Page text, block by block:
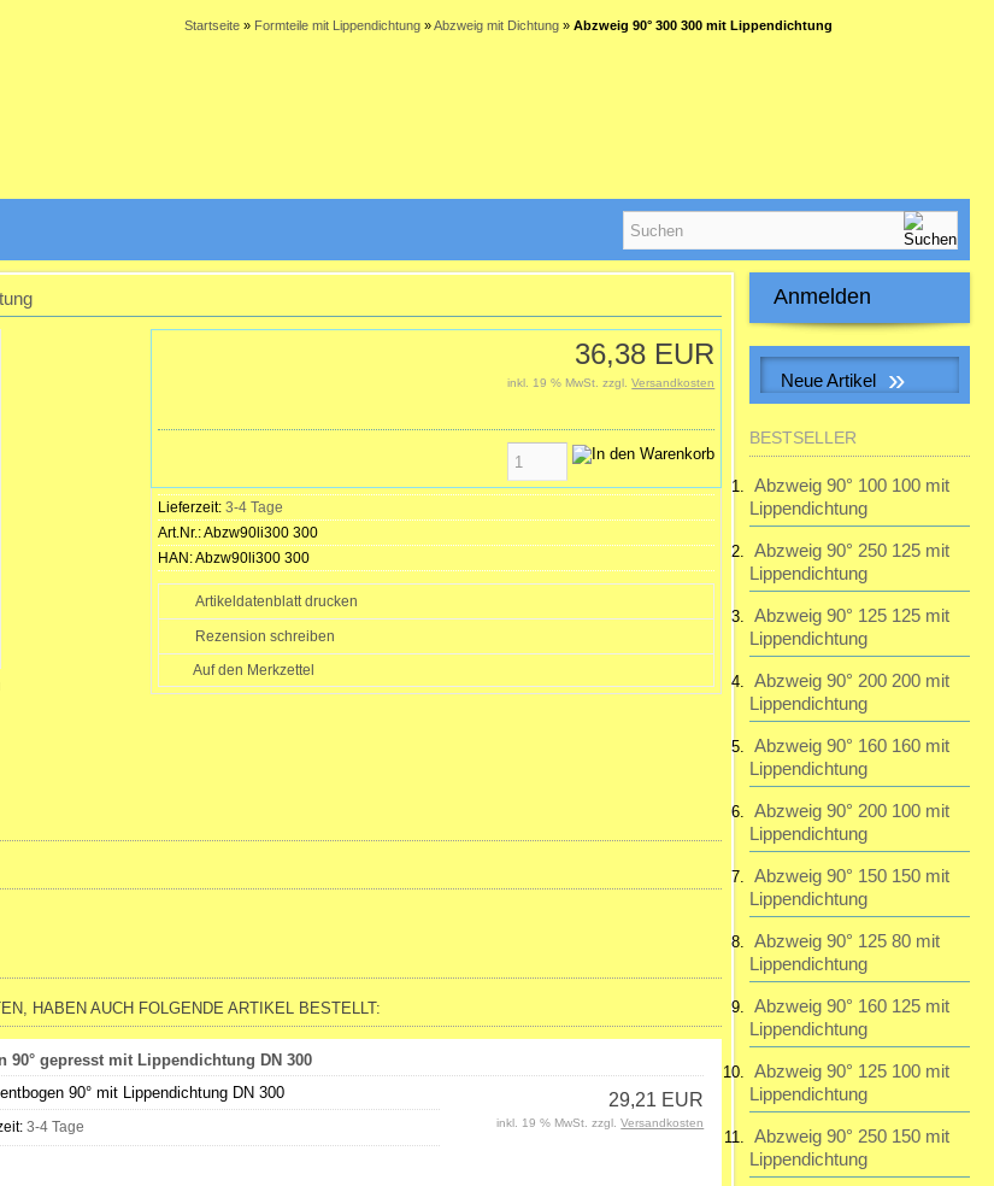
Startseite» Formteile mit Lippendichtung»Abzweig mit Dichtung» Abzweig 90° 300 300 mit Lippendichtung
36,38 EUR
inkl. 19 % MwSt. zzgl.Versandkosten
Lieferzeit: 3-4 Tage
Art.Nr.:Abzw90li300 300
HAN:Abzw90li300 300
Artikeldatenblatt drucken
Rezension schreiben
HABEN AUCH FOLGENDE ARTIKEL BESTELLT:
90° gepresst mit Lippendichtung DN 300
90° mit Lippendichtung DN 300
3-4 Tage
29,21 EUR
inkl. 19 % MwSt. zzgl.Versandkosten
Anmelden
Passwort vergessen?
Neue Artikel »
inkl. 2 Dichtungen
28,32 EUR
inkl. 19 % MwSt. zzgl.
Versandkosten
BESTSELLER
Abzweig 90° 100 100 mit
Lippendichtung
Abzweig 90° 250 125 mit
Lippendichtung
Abzweig 90° 125 125 mit
Lippendichtung
Abzweig 90° 200 200 mit
Lippendichtung
Abzweig 90° 160 160 mit
Lippendichtung
Abzweig 90° 200 100 mit
Lippendichtung
Abzweig 90° 150 150 mit
Lippendichtung
Abzweig 90° 125 80 mit
Lippendichtung
Abzweig 90° 160 125 mit
Lippendichtung
Abzweig 90° 125 100 mit
Lippendichtung
Abzweig 90° 250 150 mit
Lippendichtung